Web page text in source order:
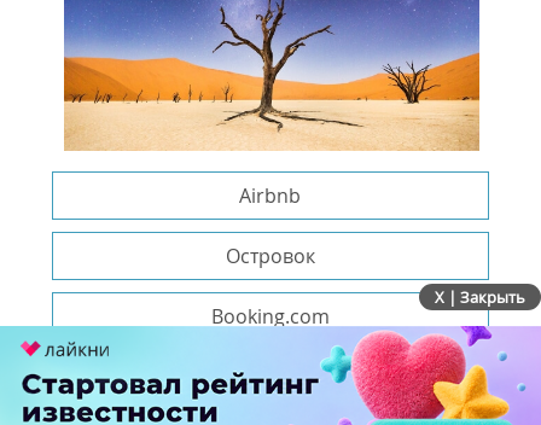
Airbnb
Островок
Booking.com
Ответить
X | Закрыть